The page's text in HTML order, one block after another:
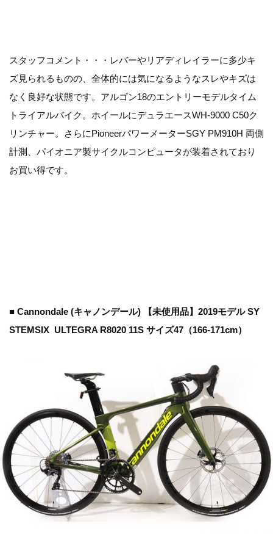
スタッフコメント・・・レバーやリアディレイラーに多少キ
ズ見られるものの、全体的には気になるようなスレやキズは
なく良好な状態です。アルゴン18のエントリーモデルタイム
トライアルバイク。ホイールにデュラエースWH-9000 C50ク
リンチャー。さらにPioneerパワーメーターSGY PM910H 両側
計測、パイオニア製サイクルコンピュータが装着されており
お買い得です。
■ Cannondale (キャノンデール) 【未使用品】2019モデル SY
STEMSIX ULTEGRA R8020 11S サイズ47（166-171cm）